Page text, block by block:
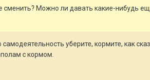
Можно ли давать какие-нибудь
уберите, кормите, как
с кормом.